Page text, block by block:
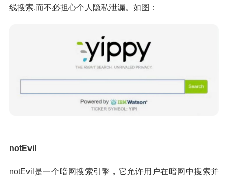
线搜索,而不必担心个人隐私泄漏。如图：
notEvil
notEvil是一个暗网搜索引擎，它允许用户在暗网中搜索并